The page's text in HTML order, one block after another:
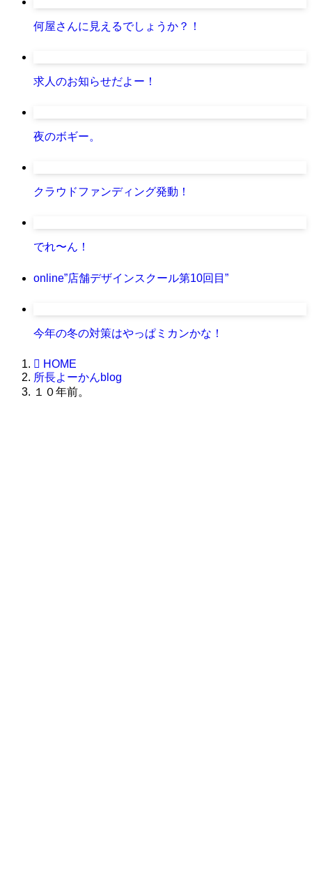
何屋さんに見えるでしょうか？！
求人のお知らせだよー！
夜のボギー。
クラウドファンディング発動！
でれ〜ん！
online”店舗デザインスクール第10回目”
今年の冬の対策はやっぱミカンかな！
HOME
所長よーかんblog
１０年前。